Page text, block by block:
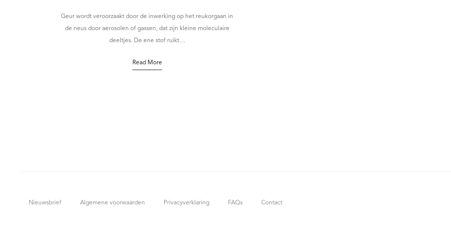
Geur wordt veroorzaakt door de inwerking op het reukorgaan in
de neus door aerosolen of gassen, dat zijn kleine moleculaire
deeltjes. De ene stof ruikt…
Read More
Nieuwsbrief Algemene voorwaarden Privacyverklaring FAQs Contact